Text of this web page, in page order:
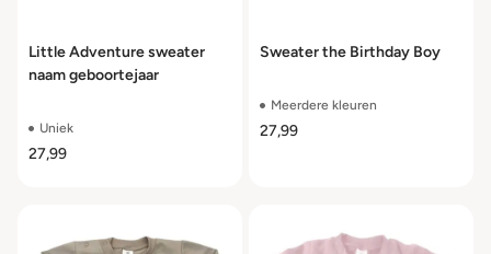
Little Adventure sweater
naam geboortejaar
Uniek
27,99
Sweater the Birthday Boy
Meerdere kleuren
27,99